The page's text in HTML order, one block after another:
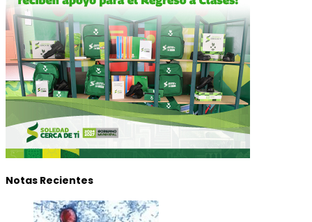
Notas Recientes